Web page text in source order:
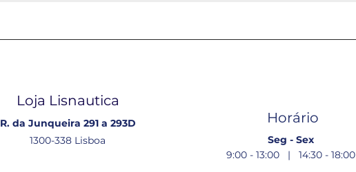
Loja Lisnautica
R. da Junqueira 291 a 293D
1300-338 Lisboa
Horário
Seg - Sex
9:00 - 13:00 | 14:30 - 18:00